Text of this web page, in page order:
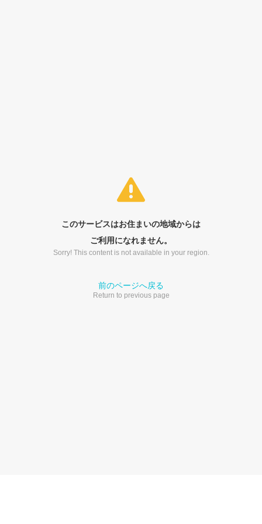
このサービスはお住まいの地域からは
ご利用になれません。
Sorry! This content is not available in your region.
前のページへ戻る
Return to previous page